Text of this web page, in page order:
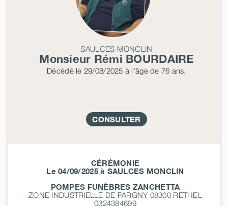
SAULCES MONCLIN
Monsieur Rémi BOURDAIRE
Décédéle 29/08/2025 à l'âge de 76 ans.
CONSULTER
CÉRÉMONIE
Le 04/09/2025 à SAULCES MONCLIN
POMPES FUNÈBRES ZANCHETTA
ZONE INDUSTRIELLE DE PARGNY 08300 RETHEL
0324384699